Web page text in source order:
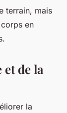
terrain, mais
en
de la
la